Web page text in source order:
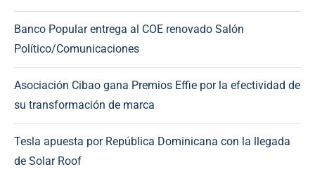
Banco Popular entrega al COE renovado Salón
Político/Comunicaciones
Asociación Cibao gana Premios Effie por la efectividad de
su transformación de marca
Tesla apuesta por República Dominicana con la llegada
de Solar Roof